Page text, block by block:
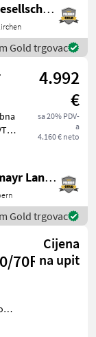
MAUCH Gesellschaft m.b.H. & Co.KG
Gold trgovac
4.992
€
sa 20% PDV-
a
4.160 € neto
Schwarzmayr Landtechnik GmbH - Gampern
Gold trgovac
70R30
Cijena
na upit